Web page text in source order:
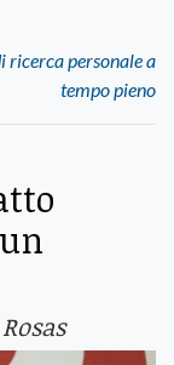
ricerca personale a
tempo pieno